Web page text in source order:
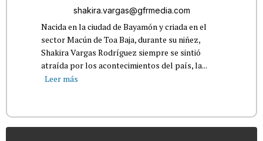
shakira.vargas@gfrmedia.com
Nacida en la ciudad de Bayamón y criada en el
sector Macún de Toa Baja, durante su niñez,
Shakira Vargas Rodríguez siempre se sintió
atraída por los acontecimientos del país, la...
Leer más